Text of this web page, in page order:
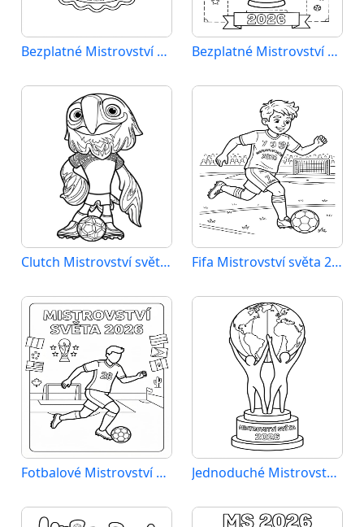
Bezplatné Mistrovství světa 2026 k vytištění Bezplatné Mistrovství světa 2026
Clutch Mistrovství světa 2026 Fifa Mistrovství světa 2026
Fotbalové Mistrovství světa 2026 Jednoduché Mistrovství světa 2026